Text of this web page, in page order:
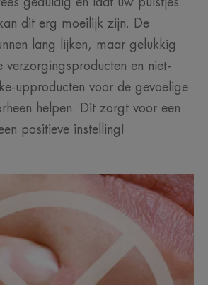
dit erg moeilijk zijn. De
lang lijken, maar gelukkig
verzorgingsproducten en niet-
upproducten voor de gevoelige
helpen. Dit zorgt voor een
positieve instelling!